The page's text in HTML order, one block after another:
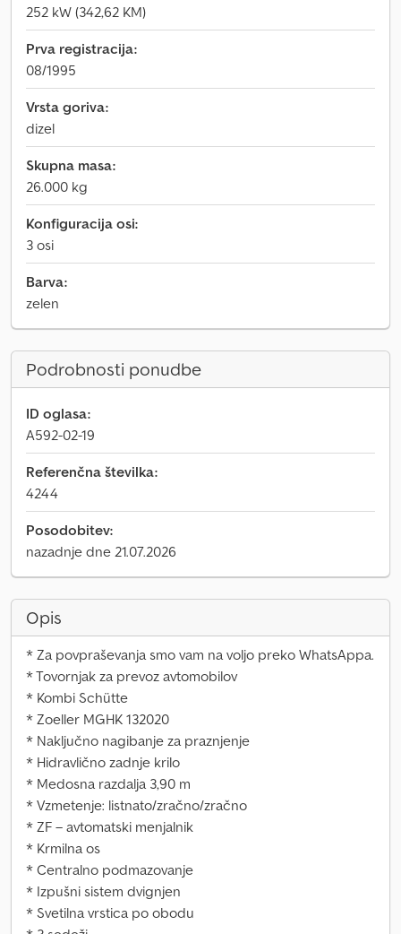
252 kW (342,62 KM)
Prva registracija:
08/1995
Vrsta goriva:
dizel
Skupna masa:
26.000 kg
Konfiguracija osi:
3 osi
Barva:
zelen
Podrobnosti ponudbe
ID oglasa:
A592-02-19
Referenčna številka:
4244
Posodobitev:
nazadnje dne 21.07.2026
Opis
* Za povpraševanja smo vam na voljo preko WhatsAppa.
* Tovornjak za prevoz avtomobilov
* Kombi Schütte
* Zoeller MGHK 132020
* Naključno nagibanje za praznjenje
* Hidravlično zadnje krilo
* Medosna razdalja 3,90 m
* Vzmetenje: listnato/zračno/zračno
* ZF – avtomatski menjalnik
* Krmilna os
* Centralno podmazovanje
* Izpušni sistem dvignjen
* Svetilna vrstica po obodu